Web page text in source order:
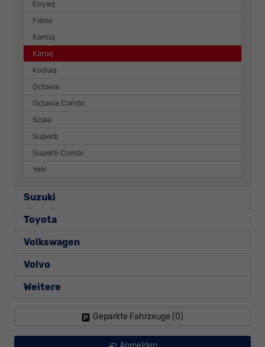
Enyaq
Fabia
Kamiq
Karoq
Kodiaq
Octavia
Octavia Combi
Scala
Superb
Superb Combi
Yeti
Suzuki
Toyota
Volkswagen
Volvo
Weitere
Geparkte Fahrzeuge (0)